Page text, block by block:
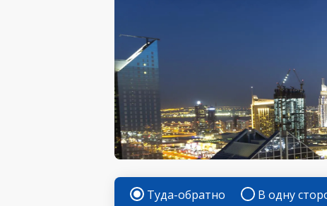
Туда-обратно В одну